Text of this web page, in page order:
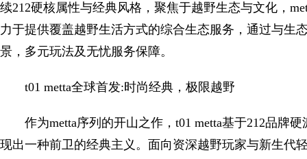
续212硬核属性与经典风格，聚焦于越野生态与文化，
力于提供覆盖越野生活方式的综合生态服务，通过与生
景，多元玩法及无忧服务保障。
t01 metta全球首发:时尚经典，极限越野
作为metta序列的开山之作，t01 metta基于212品牌
现出一种前卫的经典主义。面向资深越野玩家与新生代